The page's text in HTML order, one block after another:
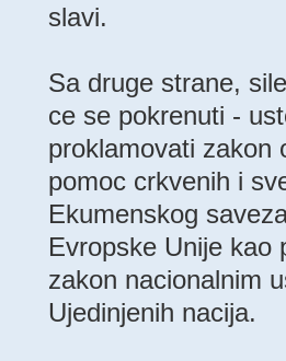
slavi.
Sa druge strane,
ce se pokrenuti -
proklamovati zakon
pomoc crkvenih i
Ekumenskog
Evropske Unije kao
zakon nacionalnim
Ujedinjenih nacija.